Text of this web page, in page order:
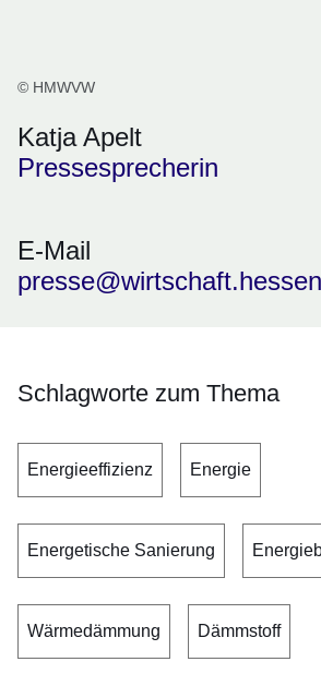
© HMWVW
Katja Apelt
Pressesprecherin
E-Mail
Schlagworte zum Thema
Energieeffizienz Energie
Energetische Sanierung
Wärmedämmung Dämmstoff